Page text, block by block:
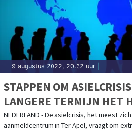
9 augustus 2022, 20:32 uur
STAPPEN OM
LANGERE TERMIJN HET
BIEDEN
NEDERLAND - De asielcrisis, het meest
aanmeldcentrum in Ter Apel, vraagt om